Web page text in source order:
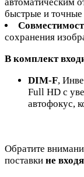
быстрые и
сохранения
В комплект
DIM-F,
Full HD с
автофокус,
Обратите
поставки не